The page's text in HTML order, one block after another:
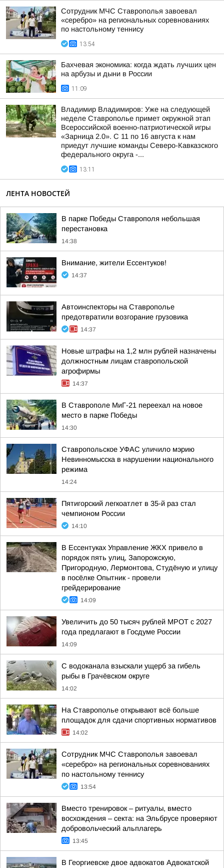
Сотрудник МЧС Ставрополья завоевал
«серебро» на региональных соревнованиях
по настольному теннису
13:54
Бахчевая экономика: когда ждать лучших цен
на арбузы и дыни в России
11:09
Владимир Владимиров: Уже на следующей
неделе Ставрополье примет окружной этап
Всероссийской военно-патриотической игры
«Зарница 2.0». С 11 по 16 августа к нам
приедут лучшие команды Северо-Кавказского
федерального округа -...
13:11
ЛЕНТА НОВОСТЕЙ
В парке Победы Ставрополя небольшая
перестановка
14:38
Внимание, жители Ессентуков!
14:37
Автоинспекторы на Ставрополье
предотвратили возгорание грузовика
14:37
Новые штрафы на 1,2 млн рублей назначены
должностным лицам ставропольской
агрофирмы
14:37
В Ставрополе МиГ-21 переехал на новое
место в парке Победы
14:30
Ставропольское УФАС уличило мэрию
Невинномысска в нарушении национального
режима
14:24
Пятигорский легкоатлет в 35-й раз стал
чемпионом России
14:10
В Ессентуках Управление ЖКХ привело в
порядок пять улиц, Запорожскую,
Пригородную, Лермонтова, Студёную и улицу
в посёлке Опытник - провели
грейдерирование
14:09
Увеличить до 50 тысяч рублей МРОТ с 2027
года предлагают в Госдуме России
14:09
С водоканала взыскали ущерб за гибель
рыбы в Грачёвском округе
14:02
На Ставрополье открывают всё больше
площадок для сдачи спортивных нормативов
14:02
Сотрудник МЧС Ставрополья завоевал
«серебро» на региональных соревнованиях
по настольному теннису
13:54
Вместо тренировок – ритуалы, вместо
восхождения – секта: на Эльбрусе проверяют
добровольческий альплагерь
13:45
В Георгиевске двое адвокатов Адвокатской